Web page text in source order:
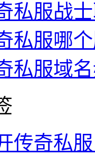
私服战
私服哪
私服域
传奇私服